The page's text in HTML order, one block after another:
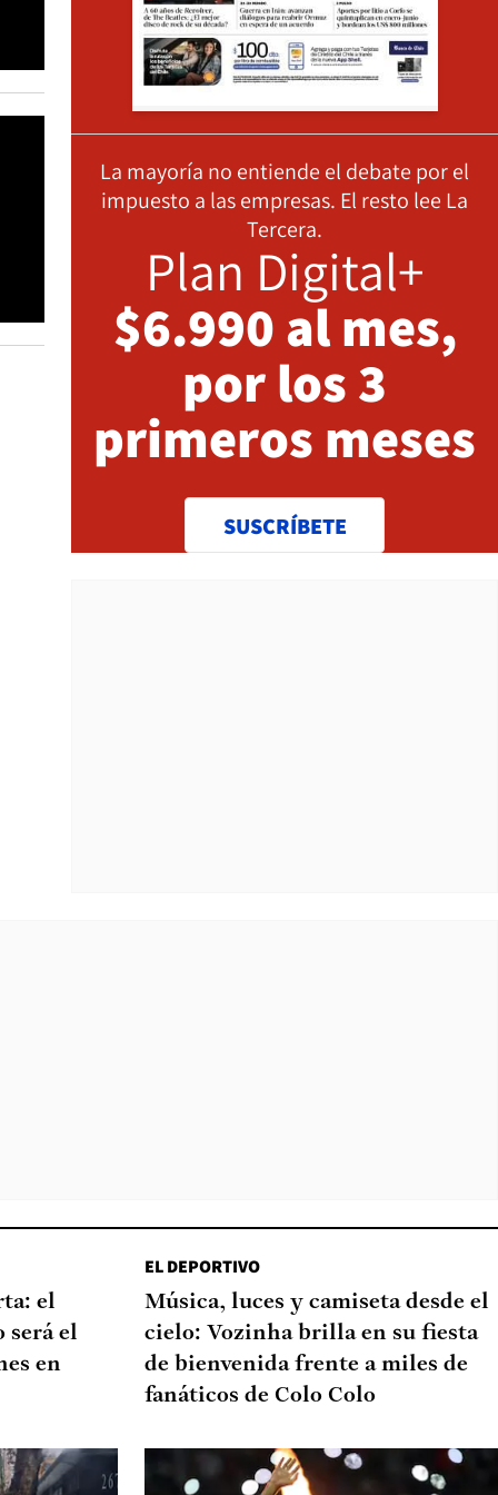
La mayoría no entiende el debate por el
impuesto a las empresas. El resto lee La
Tercera.
Plan Digital+
$6.990 al mes,
por los 3
primeros meses
SUSCRÍBETE
el
será el
en
EL DEPORTIVO
Música, luces y camiseta desde el
cielo: Vozinha brilla en su fiesta
de bienvenida frente a miles de
fanáticos de Colo Colo